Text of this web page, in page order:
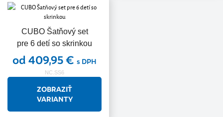
CUBO Šatňový set
pre 6 detí so skrinkou
od 409,95 € s DPH
NC.SS6
ZOBRAZIŤ
VARIANTY